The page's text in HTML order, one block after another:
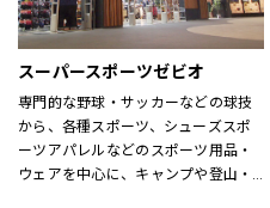
スーパースポーツゼビオ
専門的な野球・サッカーなどの球技
から、各種スポーツ、シューズスポ
ーツアパレルなどのスポーツ用品・
ウェアを中心に、キャンプや登山・